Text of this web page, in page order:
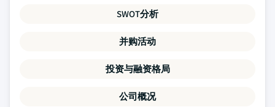
SWOT分析
并购活动
投资与融资格局
公司概况